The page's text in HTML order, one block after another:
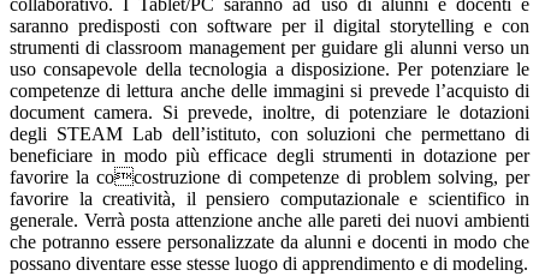
collaborativo. I Tablet/PC saranno ad uso di alunni e docenti e
saranno predisposti con software per il digital storytelling e con
strumenti di classroom management per guidare gli alunni verso un
uso consapevole della tecnologia a disposizione. Per potenziare le
competenze di lettura anche delle immagini si prevede l’acquisto di
document camera. Si prevede, inoltre, di potenziare le dotazioni
degli STEAM Lab dell’istituto, con soluzioni che permettano di
beneficiare in modo più efficace degli strumenti in dotazione per
favorire la cocostruzione di competenze di problem solving, per
favorire la creatività, il pensiero computazionale e scientifico in
generale. Verrà posta attenzione anche alle pareti dei nuovi ambienti
che potranno essere personalizzate da alunni e docenti in modo che
possano diventare esse stesse luogo di apprendimento e di modeling.